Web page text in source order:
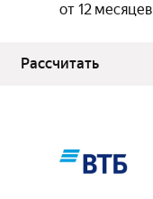
от 12 месяцев
Рассчитать